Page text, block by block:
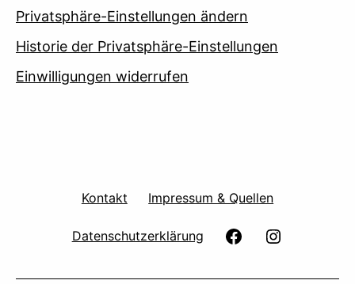
Privatsphäre-Einstellungen ändern
Historie der Privatsphäre-Einstellungen
Einwilligungen widerrufen
Kontakt Impressum & Quellen
Datenschutzerklärung facebook